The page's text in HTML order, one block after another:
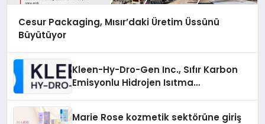
Cesur Packaging, Mısır’daki Üretim Üssünü
Büyütüyor
Kleen-Hy-Dro-Gen Inc., Sıfır Karbon
Emisyonlu Hidrojen Isıtma
Marie Rose kozmetik sektörüne giriş